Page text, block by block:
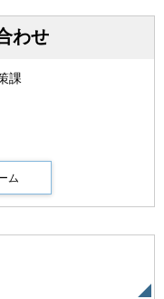
わせ
課